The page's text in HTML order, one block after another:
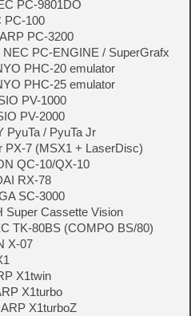
PC-9801DO
PC-100
PC-3200
PC-ENGINE / SuperGrafx
PHC-20 emulator
PHC-25 emulator
PV-1000
PV-2000
PyuTa / PyuTa Jr
PX-7 (MSX1 + LaserDisc)
QC-10/QX-10
RX-78
SC-3000
Super Cassette Vision
TK-80BS (COMPO BS/80)
X-07
X1twin
X1turbo
X1turboZ